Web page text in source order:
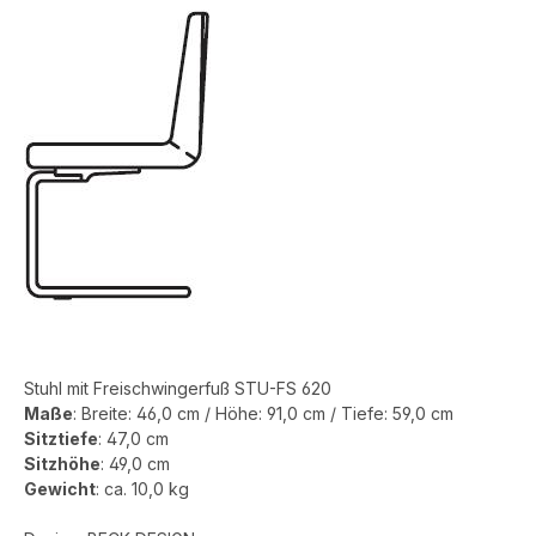
Stuhl mit Freischwingerfuß STU-FS 620
Maße: Breite: 46 ,0 cm / Höhe: 91,0 cm / Tiefe: 59 ,0 cm
Sitztiefe: 47,0 cm
Sitzhöhe: 49,0 cm
Gewicht: ca. 10,0 kg